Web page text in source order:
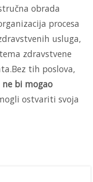
obrada
procesa
usluga,
zdravstvene
tih poslova,
ne bi mogao
ostvariti svoja